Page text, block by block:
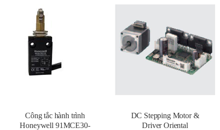
Công tắc hành trình
Honeywell 91MCE30-
DC Stepping Motor &
Driver Oriental